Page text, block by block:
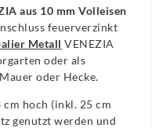
aus 10 mm Volleisen
feuerverzinkt
Metall VENEZIA
oder als
oder Hecke.
cm hoch (inkl. 25 cm
genutzt werden und